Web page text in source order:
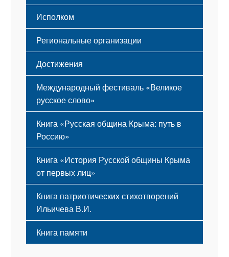
Исполком
Региональные организации
Достижения
Международный фестиваль «Великое
русское слово»
Книга «Русская община Крыма: путь в
Россию»
Книга «История Русской общины Крыма
от первых лиц»
Книга патриотических стихотворений
Ильичева В.И.
Книга памяти